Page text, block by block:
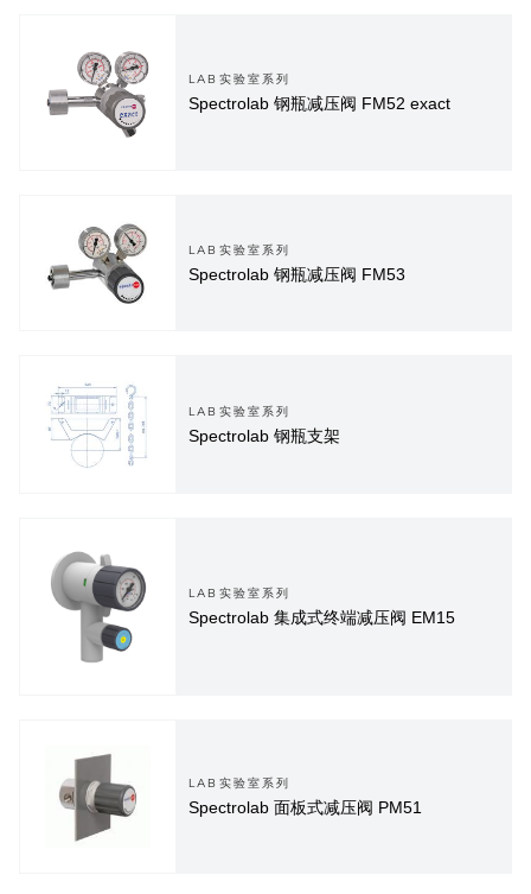
LAB实验室系列
Spectrolab 钢瓶减压阀 FM52 exact
LAB实验室系列
Spectrolab 钢瓶减压阀 FM53
LAB实验室系列
Spectrolab 钢瓶支架
LAB实验室系列
Spectrolab 集成式终端减压阀 EM15
LAB实验室系列
Spectrolab 面板式减压阀 PM51